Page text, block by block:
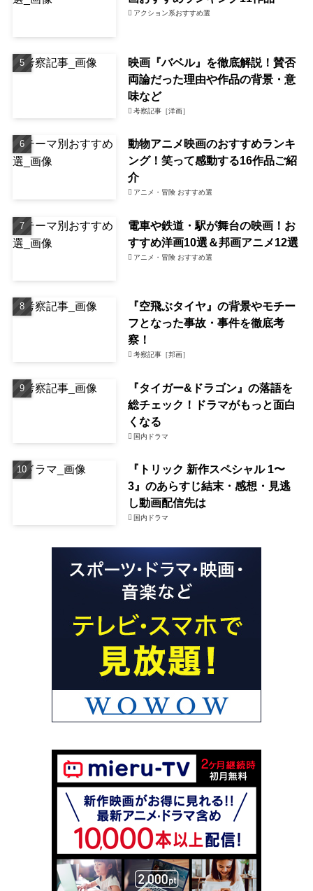
アクション系おすすめ選
映画『バベル』を徹底解説！賛否
両論だった理由や作品の背景・意
味など
考察記事［洋画］
動物アニメ映画のおすすめランキ
ング！笑って感動する16作品ご紹
介
アニメ・冒険 おすすめ選
電車や鉄道・駅が舞台の映画！お
すすめ洋画10選＆邦画アニメ12選
アニメ・冒険 おすすめ選
『空飛ぶタイヤ』の背景やモチー
フとなった事故・事件を徹底考
察！
考察記事［邦画］
『タイガー&ドラゴン』の落語を
総チェック！ドラマがもっと面白
くなる
国内ドラマ
『トリック 新作スペシャル 1〜
3』のあらすじ結末・感想・見逃
し動画配信先は
国内ドラマ